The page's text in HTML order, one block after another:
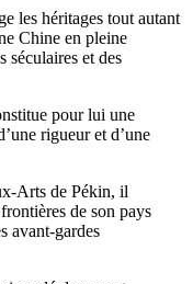
les héritages tout autant
Chine en pleine
séculaires et des
pour lui une
rigueur et d’une
Arts de Pékin, il
de son pays
avant-gardes